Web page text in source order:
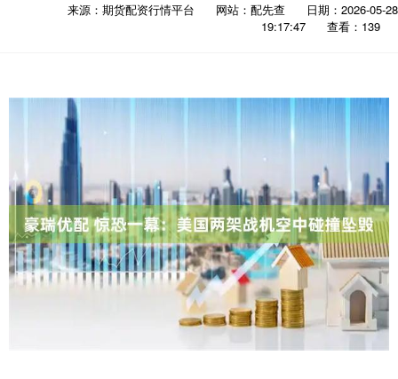
来源：期货配资行情平台 网站：配先查
日期：2026-05-28
19:17:47
查看：139